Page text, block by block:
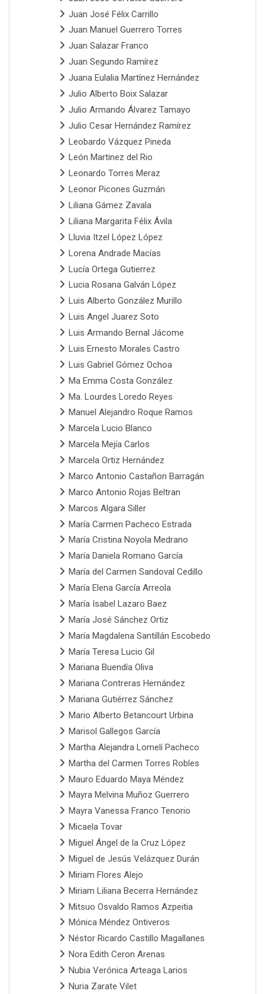
Juan José Félix Carrillo
Juan Manuel Guerrero Torres
Juan Salazar Franco
Juan Segundo Ramírez
Juana Eulalia Martínez Hernández
Julio Alberto Boix Salazar
Julio Armando Álvarez Tamayo
Julio Cesar Hernández Ramírez
Leobardo Vázquez Pineda
León Martinez del Rio
Leonardo Torres Meraz
Leonor Picones Guzmán
Liliana Gámez Zavala
Liliana Margarita Félix Ávila
Lluvia Itzel López López
Lorena Andrade Macías
Lucía Ortega Gutierrez
Lucia Rosana Galván López
Luis Alberto González Murillo
Luis Angel Juarez Soto
Luis Armando Bernal Jácome
Luis Ernesto Morales Castro
Luis Gabriel Gómez Ochoa
Ma Emma Costa González
Ma. Lourdes Loredo Reyes
Manuel Alejandro Roque Ramos
Marcela Lucio Blanco
Marcela Mejía Carlos
Marcela Ortiz Hernández
Marco Antonio Castañon Barragán
Marco Antonio Rojas Beltran
Marcos Algara Siller
María Carmen Pacheco Estrada
María Cristina Noyola Medrano
María Daniela Romano García
María del Carmen Sandoval Cedillo
María Elena García Arreola
María Isabel Lazaro Baez
María José Sánchez Ortiz
María Magdalena Santillán Escobedo
María Teresa Lucio Gil
Mariana Buendía Oliva
Mariana Contreras Hernández
Mariana Gutiérrez Sánchez
Mario Alberto Betancourt Urbina
Marisol Gallegos García
Martha Alejandra Lomelí Pacheco
Martha del Carmen Torres Robles
Mauro Eduardo Maya Méndez
Mayra Melvina Muñoz Guerrero
Mayra Vanessa Franco Tenorio
Micaela Tovar
Miguel Ángel de la Cruz López
Miguel de Jesús Velázquez Durán
Miriam Flores Alejo
Miriam Liliana Becerra Hernández
Mitsuo Osvaldo Ramos Azpeitia
Mónica Méndez Ontiveros
Néstor Ricardo Castillo Magallanes
Nora Edith Ceron Arenas
Nubia Verónica Arteaga Larios
Nuria Zarate Vilet